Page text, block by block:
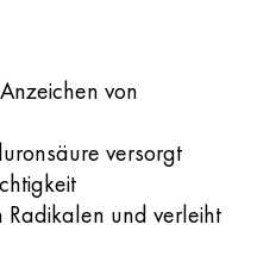
von
versorgt
Radikalen und verleiht